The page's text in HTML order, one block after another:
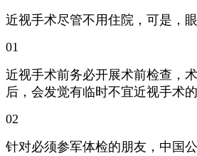
近视手术尽管不用住院，可是，
01
近视手术前务必开展术前检查，
后，会发觉有临时不宜近视手术
02
针对必须参军体检的朋友，中国